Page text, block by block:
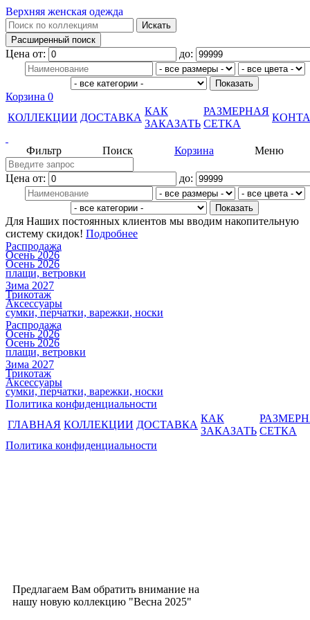
Верхняя женская одежда
Цена от: до:
Корзина 0
КОЛЛЕКЦИИ ДОСТАВКА
КАК
ЗАКАЗАТЬ
РАЗМЕРНАЯ
СЕТКА
Меню
Корзина
Поиск
Фильтр
Цена от: до:
Для Наших постоянных клиентов мы вводим накопительную
систему скидок! Подробнее
Распродажа
Осень 2026
Осень 2026
плащи, ветровки
Зима 2027
Трикотаж
Аксессуары
сумки, перчатки, варежки, носки
Распродажа
Осень 2026
Осень 2026
плащи, ветровки
Зима 2027
Трикотаж
Аксессуары
сумки, перчатки, варежки, носки
Политика конфиденциальности
ГЛАВНАЯ КОЛЛЕКЦИИ ДОСТАВКА
КАК
ЗАКАЗАТЬ СЕТКА
Политика конфиденциальности
Предлагаем Вам обратить внимание на
нашу новую коллекцию "Весна 2025"